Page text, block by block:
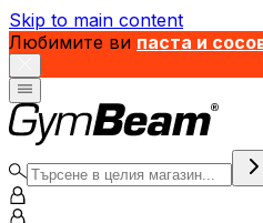
Skip to main content
Любимите ви паста и